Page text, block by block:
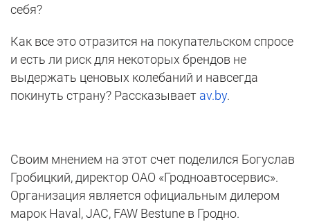
себя?
Как все это отразится на покупательском спросе
и есть ли риск для некоторых брендов не
выдержать ценовых колебаний и навсегда
покинуть страну? Рассказывает av.by.
Своим мнением на этот счет поделился Богуслав
Гробицкий, директор ОАО «Гродноавтосервис».
Организация является официальным дилером
марок Haval, JAC, FAW Bestune в Гродно.